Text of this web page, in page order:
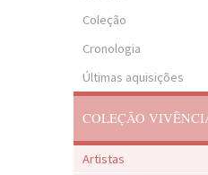
Coleção
Cronologia
Últimas aquisições
COLEÇÃO
Artistas